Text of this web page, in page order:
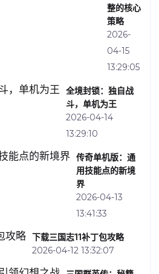
整的核心
策略
2026-
04-15
13:29:05
全境封锁：独自战
斗，单机为王
2026-04-14
13:29:10
传奇单机版：通
用技能点的新境
界
2026-04-13
13:41:33
下载三国志11补丁包攻略
2026-04-12 13:32:07